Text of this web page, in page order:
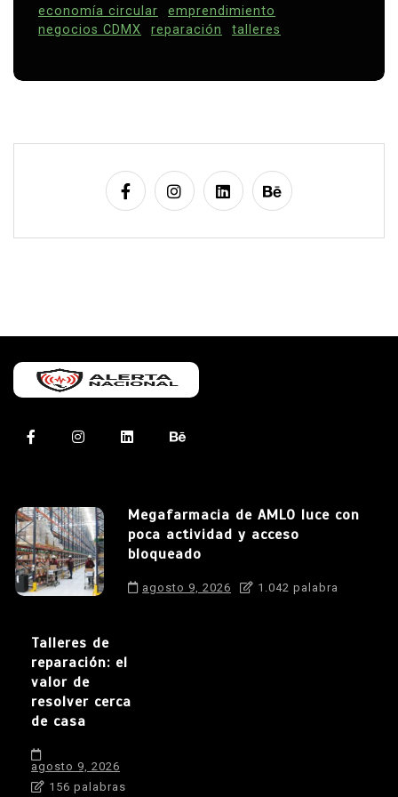
economía circular
emprendimiento
negocios CDMX
reparación talleres
Megafarmacia de AMLO luce con
poca actividad y acceso
bloqueado
agosto 9, 2026 1.042 palabra
Talleres de
reparación: el
valor de
resolver cerca
de casa
agosto 9, 2026
156 palabras